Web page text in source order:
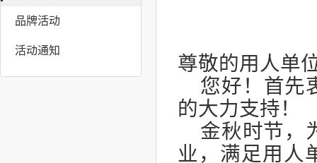
品牌活动
活动通知
尊敬的用人单
您好！ 首先
的大力支持！
金秋时节，
业 ， 满足用人